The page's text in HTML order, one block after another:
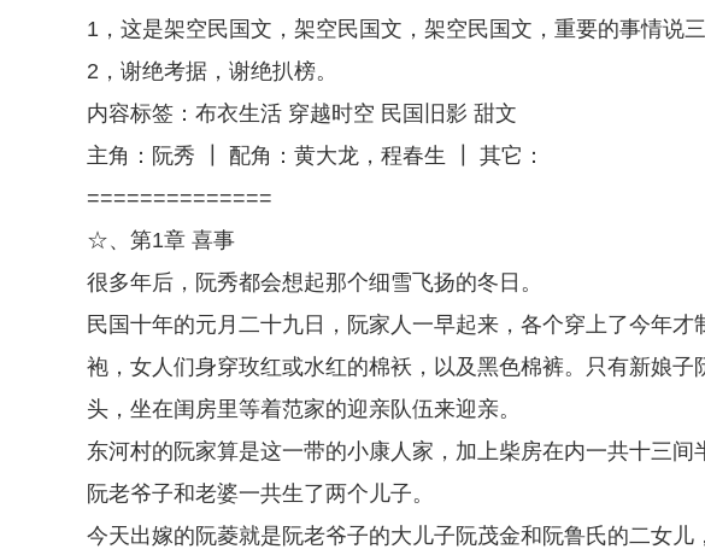
1，这是架空民国文，架空民国文，架空民国文，重要的事情说三
2，谢绝考据，谢绝扒榜。
内容标签：布衣生活 穿越时空 民国旧影 甜文
主角：阮秀 ┃ 配角：黄大龙，程春生 ┃ 其它：
==============
☆、第1章 喜事
很多年后，阮秀都会想起那个细雪飞扬的冬日。
民国十年的元月二十九日，阮家人一早起来，各个穿上了今年
袍，女人们身穿玫红或水红的棉袄，以及黑色棉裤。只有新娘
头，坐在闺房里等着范家的迎亲队伍来迎亲。
东河村的阮家算是这一带的小康人家，加上柴房在内一共十三间
阮老爷子和老婆一共生了两个儿子。
今天出嫁的阮菱就是阮老爷子的大儿子阮茂金和阮鲁氏的二女儿